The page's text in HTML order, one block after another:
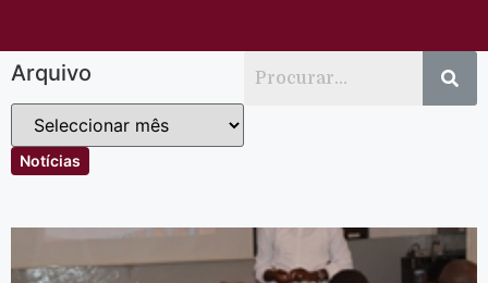
Arquivo
Notícias